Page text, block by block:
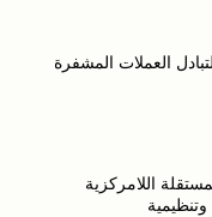
العملات المشفرة
اللامركزية